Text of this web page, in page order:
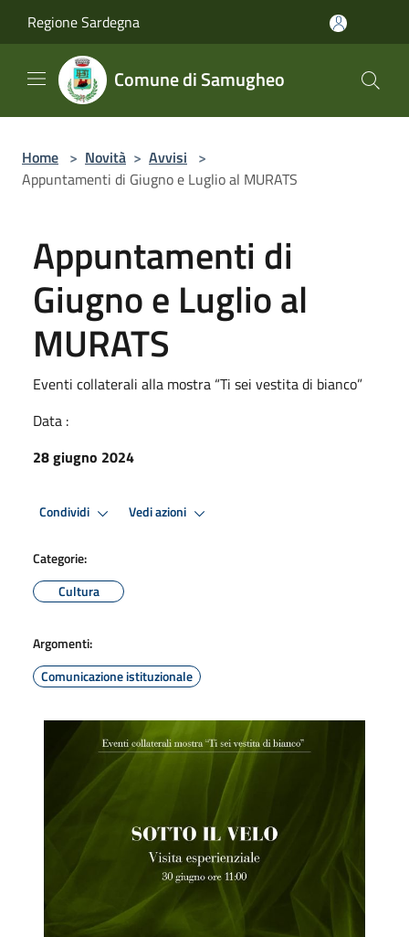
Regione Sardegna
Comune di Samugheo
Home > Novità > Avvisi >
Appuntamenti di Giugno e Luglio al MURATS
Appuntamenti di
Giugno e Luglio al
MURATS
Eventi collaterali alla mostra “Ti sei vestita di bianco”
Data :
28 giugno 2024
Condividi Vedi azioni
Categorie:
Cultura
Argomenti:
Comunicazione istituzionale